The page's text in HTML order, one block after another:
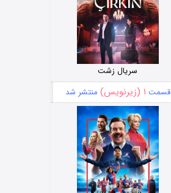
سریال زشت
قسمت ۱ (زیرنویس) منتشر شد